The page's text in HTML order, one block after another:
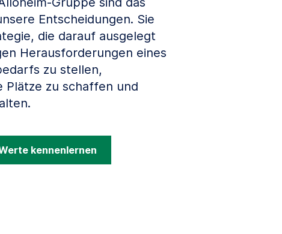
Entscheidungen. Sie
die darauf ausgelegt
Herausforderungen eines
zu stellen,
Plätze zu schaffen und
kennenlernen